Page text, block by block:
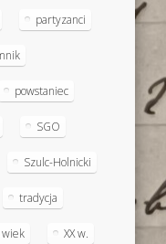
partyzanci
powstaniec
SGO
Szulc-Holnicki
tradycja
wiek XX w.